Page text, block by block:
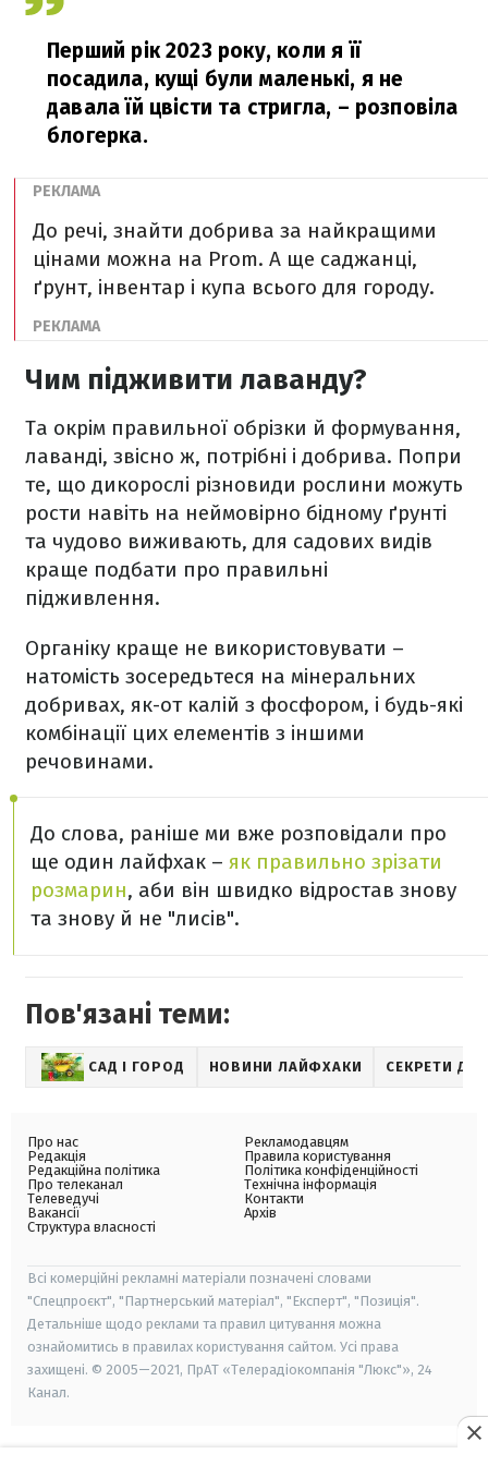
Перший рік 2023 року, коли я її
посадила, кущі були маленькі, я не
давала їй цвісти та стригла, – розповіла
блогерка.
До речі, знайти добрива за найкращими
цінами можна на Prom. А ще саджанці,
ґрунт, інвентар і купа всього для городу.
Чим підживити лаванду?
Та окрім правильної обрізки й формування,
лаванді, звісно ж, потрібні і добрива. Попри
те, що дикорослі різновиди рослини можуть
рости навіть на неймовірно бідному ґрунті
та чудово виживають, для садових видів
краще подбати про правильні
підживлення.
Органіку краще не використовувати –
натомість зосередьтеся на мінеральних
добривах, як-от калій з фосфором, і будь-які
комбінації цих елементів з іншими
речовинами.
До слова, раніше ми вже розповідали про
ще один лайфхак – як правильно зрізати
розмарин, аби він швидко відростав знову
та знову й не "лисів".
Пов'язані теми:
САД І ГОРОД НОВИНИ ЛАЙФХАКИ СЕКРЕТИ
Про нас
Редакція
Редакційна політика
Про телеканал
Телеведучі
Вакансії
Структура власності
Рекламодавцям
Правила користування
Політика конфіденційності
Технічна інформація
Контакти
Архів
Всі комерційні рекламні матеріали позначені словами
"Спецпроєкт", "Партнерський матеріал", "Експерт", "Позиція".
Детальніше щодо реклами та правил цитування можна
ознайомитись в правилах користування сайтом. Усі права
захищені. © 2005—2021, ПрАТ «Телерадіокомпанія "Люкс"», 24
Канал.